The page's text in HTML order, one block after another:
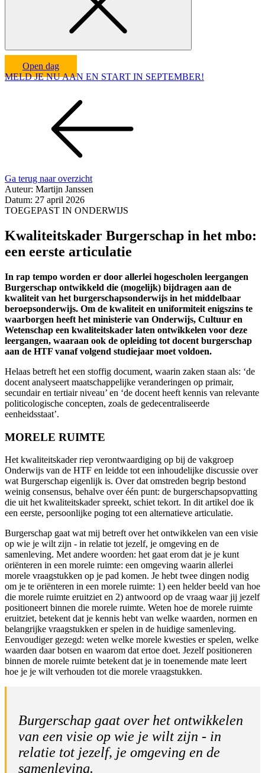
Open dag
MELD JE NU AAN EN START IN SEPTEMBER!
Ga terug naar overzicht
Auteur: Martijn Janssen
Datum: 27 april 2026
TOEGEPAST IN ONDERWIJS
Kwaliteitskader Burgerschap in het mbo:
een eerste articulatie
In rap tempo worden er door allerlei hogescholen leergangen
Burgerschap ontwikkeld die (mogelijk) bijdragen aan de
kwaliteit van het burgerschapsonderwijs in het middelbaar
beroepsonderwijs. Om de kwaliteit en uniformiteit enigszins te
waarborgen heeft het ministerie van Onderwijs, Cultuur en
Wetenschap een kwaliteitskader laten ontwikkelen voor deze
leergangen, waaraan ook de opleiding tot docent burgerschap
aan de HTF vanaf volgend studiejaar moet voldoen.
Helaas betreft het een stoffig document, waarin zaken staan als: ‘de
docent analyseert maatschappelijke veranderingen op primair,
secundair en tertiair niveau’ en ‘de docent heeft kennis van relevante
politicologische concepten, zoals de gedecentraliseerde
eenheidsstaat’.
MORELE RUIMTE
Het kwaliteitskader riep verontwaardiging op bij de vakgroep
Onderwijs van de HTF en leidde tot een inhoudelijke discussie over
wat Burgerschap eigenlijk is. Over dat omstreden begrip bestond
weinig consensus, behalve over één punt: de burgerschapsopvatting
die uit het kwaliteitskader spreekt, schiet tekort. In dit artikel doe ik
een eerste, persoonlijke poging tot een alternatieve articulatie.
Burgerschap gaat wat mij betreft over het ontwikkelen van een visie
op wie je wilt zijn - in relatie tot jezelf, je omgeving en de
samenleving. Met andere woorden: het gaat erom dat je je kunt
oriënteren in een morele ruimte: een omgeving waarin allerlei
morele vraagstukken op je pad komen. Je hebt twee dingen nodig
om je te oriënteren in een morele ruimte: 1) een helder beeld van hoe
die morele ruimte eruitziet en 2) antwoord op de vraag waar jij jezelf
positioneert binnen die morele ruimte. Weten hoe de morele ruimte
eruitziet, betekent dat je kennis hebt van welke waarden, normen en
belangrijke vraagstukken er spelen in de huidige samenleving.
Eenvoudiger gezegd: weten welke morele kwesties er spelen, welke
waarden daar botsen en waarom dat ertoe doet. Jezelf positioneren
binnen de morele ruimte betekent dat je in toenemende mate leert
hoe je je wilt verhouden tot die morele vraagstukken.
Burgerschap gaat over het ontwikkelen
van een visie op wie je wilt zijn - in
relatie tot jezelf, je omgeving en de
samenleving.